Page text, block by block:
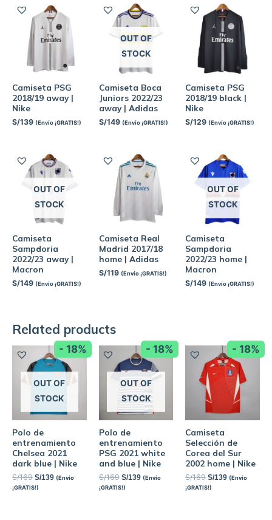
Camiseta PSG
2018/19 away |
Nike
S/139 (Envío ¡GRATIS!)
OUT OF
STOCK
Camiseta Boca
Juniors 2022/23
away | Adidas
S/149 (Envío ¡GRATIS!)
Camiseta PSG
2018/19 black |
Nike
S/129 (Envío ¡GRATIS!)
OUT OF
STOCK
Camiseta
Sampdoria
2022/23 away |
Macron
S/149 (Envío ¡GRATIS!)
Camiseta Real
Madrid 2017/18
home | Adidas
S/119 (Envío ¡GRATIS!)
OUT OF
STOCK
Camiseta
Sampdoria
2022/23 home |
Macron
S/149 (Envío ¡GRATIS!)
Related products
- 18%
OUT OF
STOCK
Polo de
entrenamiento
Chelsea 2021
dark blue | Nike
S/169 S/139 (Envío
¡GRATIS!)
- 18%
OUT OF
STOCK
Polo de
entrenamiento
PSG 2021 white
and blue | Nike
S/169 S/139 (Envío
¡GRATIS!)
- 18%
Camiseta
Selección de
Corea del Sur
2002 home | Nike
S/169 S/139 (Envío
¡GRATIS!)